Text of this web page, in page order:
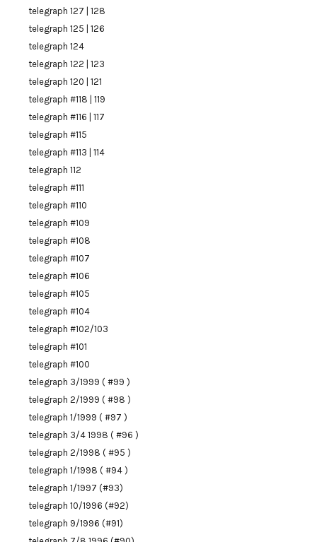
telegraph 127 | 128
telegraph 125 | 126
telegraph 124
telegraph 122 | 123
telegraph 120 | 121
telegraph #118 | 119
telegraph #116 | 117
telegraph #115
telegraph #113 | 114
telegraph 112
telegraph #111
telegraph #110
telegraph #109
telegraph #108
telegraph #107
telegraph #106
telegraph #105
telegraph #104
telegraph #102/103
telegraph #101
telegraph #100
telegraph 3/1999 ( #99 )
telegraph 2/1999 ( #98 )
telegraph 1/1999 ( #97 )
telegraph 3/4 1998 ( #96 )
telegraph 2/1998 ( #95 )
telegraph 1/1998 ( #94 )
telegraph 1/1997 (#93)
telegraph 10/1996 (#92)
telegraph 9/1996 (#91)